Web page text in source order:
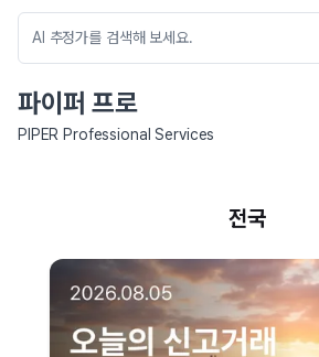
파이퍼 프로
PIPER Professional Services